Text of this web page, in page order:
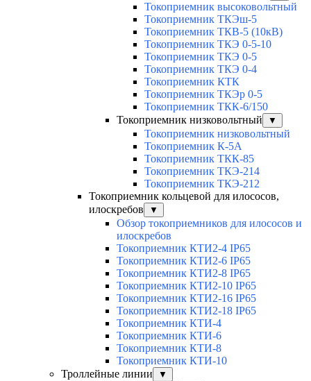
Токоприемник высоковольтный
Токоприемник ТКЭш-5
Токоприемник ТКВ-5 (10кВ)
Токоприемник ТКЭ 0-5-10
Токоприемник ТКЭ 0-5
Токоприемник ТКЭ 0-4
Токоприемник КТК
Токоприемник ТКЭр 0-5
Токоприемник ТКК-6/150
Токоприемник низковольтный
▼
Токоприемник низковольтный
Токоприемник К-5А
Токоприемник ТКК-85
Токоприемник ТКЭ-214
Токоприемник ТКЭ-212
Токоприемник кольцевой для илососов,
илоскребов
▼
Обзор токоприемников для илососов и
илоскребов
Токоприемник КТИ2-4 IP65
Токоприемник КТИ2-6 IP65
Токоприемник КТИ2-8 IP65
Токоприемник КТИ2-10 IP65
Токоприемник КТИ2-16 IP65
Токоприемник КТИ2-18 IP65
Токоприемник КТИ-4
Токоприемник КТИ-6
Токоприемник КТИ-8
Токоприемник КТИ-10
Троллейные линии
▼